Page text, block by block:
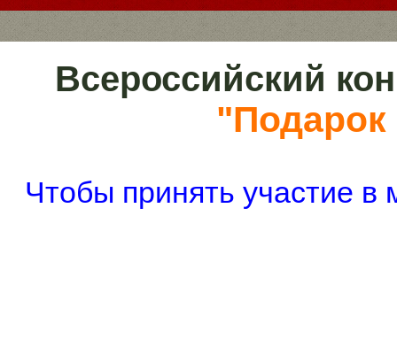
Всероссийский
Чтобы принять участие